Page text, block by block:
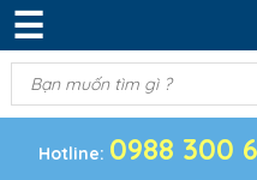
DANH MỤC SẢN PHẨM
KIM KHÍ
ĐIỆN TRỞ & TỤ ĐIỆN
BOARD PHÁT TRIỂN
☰
Hotline: 0988 300